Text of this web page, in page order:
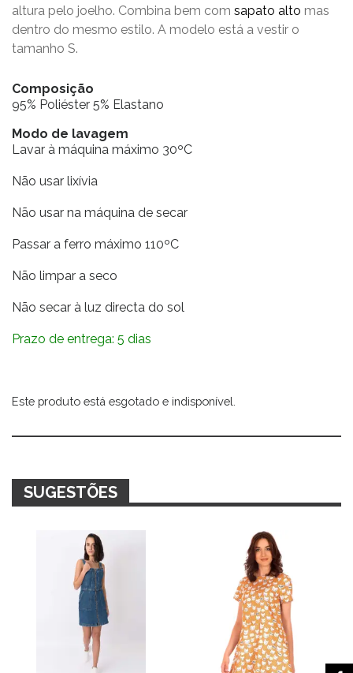
altura pelo joelho. Combina bem com sapato alto mas
dentro do mesmo estilo. A modelo está a vestir o
tamanho S.
Composição
95% Poliéster 5% Elastano
Modo de lavagem
Lavar à máquina máximo 30ºC
Não usar lixívia
Não usar na máquina de secar
Passar a ferro máximo 110ºC
Não limpar a seco
Não secar à luz directa do sol
Prazo de entrega: 5 dias
Este produto está esgotado e indisponível.
Alternative:
SUGESTÕES